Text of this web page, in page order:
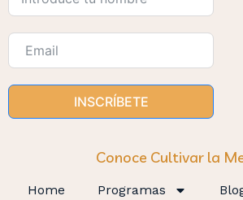
INSCRÍBETE
Conoce Cultivar la
Home Programas